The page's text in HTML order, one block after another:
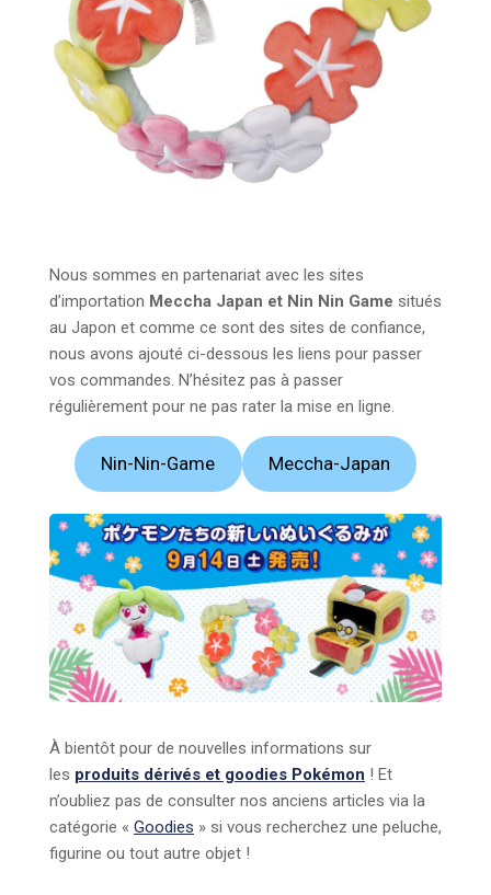
Nous sommes en partenariat avec les sites
d’importation Meccha Japan et Nin Nin Game situés
au Japon et comme ce sont des sites de confiance,
nous avons ajouté ci-dessous les liens pour passer
vos commandes. N’hésitez pas à passer
régulièrement pour ne pas rater la mise en ligne.
Nin-Nin-Game Meccha-Japan
À bientôt pour de nouvelles informations sur
les produits dérivés et goodies Pokémon ! Et
n’oubliez pas de consulter nos anciens articles via la
catégorie « Goodies » si vous recherchez une peluche,
figurine ou tout autre objet !